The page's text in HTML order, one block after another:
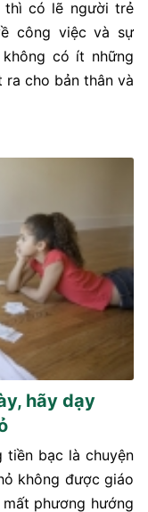
thì có lẽ người trẻ
công việc và sự
có ít những
cho bản thân và
hãy dạy
tiền bạc là chuyện
không được giáo
phương hướng